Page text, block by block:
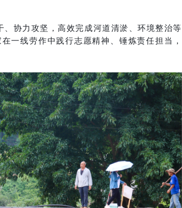
协力攻坚，高效完成河道清淤、环境整治等
一线劳作中践行志愿精神、锤炼责任担当，